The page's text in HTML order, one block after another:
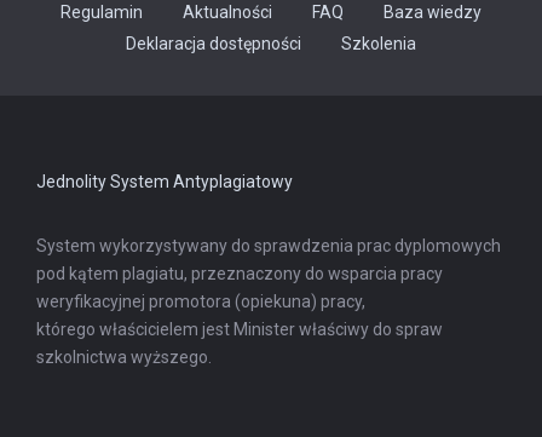
Regulamin
Aktualności FAQ
Baza wiedzy
Deklaracja dostępności
Szkolenia
Jednolity System Antyplagiatowy
System wykorzystywany do sprawdzenia prac dyplomowych
pod kątem plagiatu, przeznaczony do wsparcia pracy
weryfikacyjnej promotora (opiekuna) pracy,
którego właścicielem jest Minister właściwy do spraw
szkolnictwa wyższego.